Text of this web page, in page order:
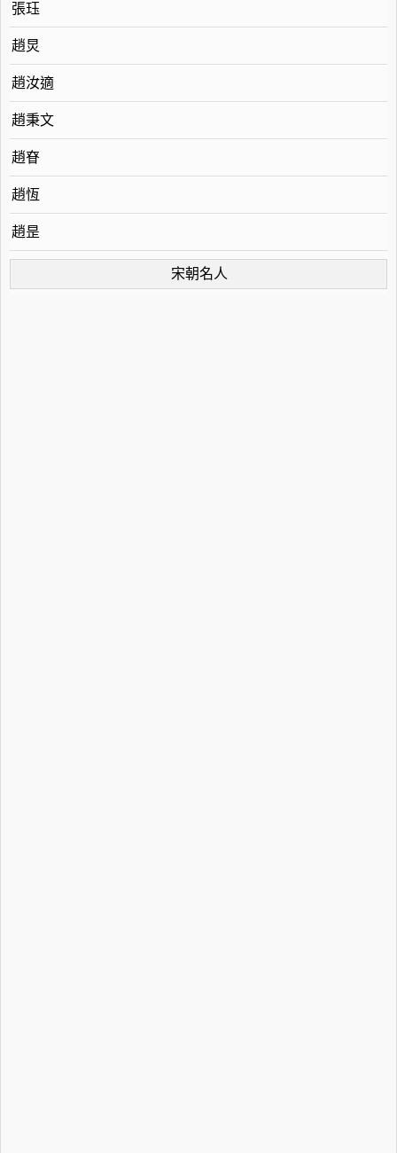
張珏
趙炅
趙汝適
趙秉文
趙眘
趙恆
趙昰
宋朝名人